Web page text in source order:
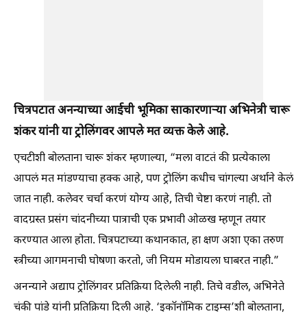
चित्रपटात अनन्याच्या आईची भूमिका साकारणाऱ्या अभिनेत्री चारू
शंकर यांनी या ट्रोलिंगवर आपले मत व्यक्त केले आहे.
एचटीशी बोलताना चारू शंकर म्हणाल्या, “मला वाटतं की प्रत्येकाला
आपलं मत मांडण्याचा हक्क आहे, पण ट्रोलिंग कधीच चांगल्या अर्थाने केलं
जात नाही. कलेवर चर्चा करणं योग्य आहे, तिची चेष्टा करणं नाही. तो
वादग्रस्त प्रसंग चांदनीच्या पात्राची एक प्रभावी ओळख म्हणून तयार
करण्यात आला होता. चित्रपटाच्या कथानकात, हा क्षण अशा एका तरुण
स्त्रीच्या आगमनाची घोषणा करतो, जी नियम मोडायला घाबरत नाही.”
अनन्याने अद्याप ट्रोलिंगवर प्रतिक्रिया दिलेली नाही. तिचे वडील, अभिनेते
चंकी पांडे यांनी प्रतिक्रिया दिली आहे. ‘इकॉनॉमिक टाइम्स’शी बोलताना,